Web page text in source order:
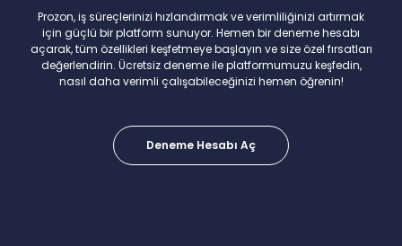
Prozon, iş süreçlerinizi hızlandırmak ve verimliliğinizi artırmak
için güçlü bir platform sunuyor. Hemen bir deneme hesabı
açarak, tüm özellikleri keşfetmeye başlayın ve size özel fırsatları
değerlendirin. Ücretsiz deneme ile platformumuzu keşfedin,
nasıl daha verimli çalışabileceğinizi hemen öğrenin!
Deneme Hesabı Aç